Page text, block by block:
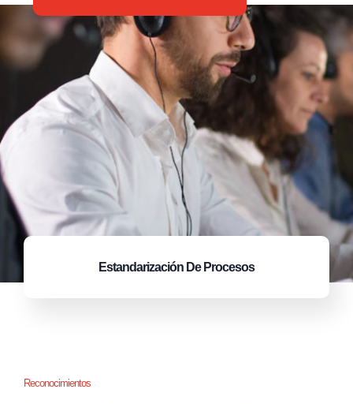
Estandarización De Procesos
Reconocimientos